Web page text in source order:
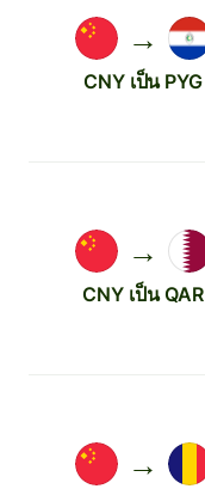
→
CNY เป็น PYG
→
CNY เป็น QAR
→